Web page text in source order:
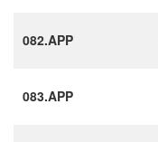
082.APP
083.APP